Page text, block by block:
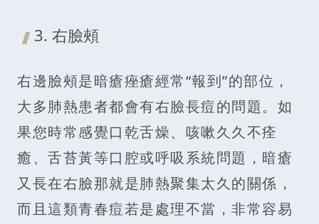
3. 右臉頰
右邊臉頰是暗瘡痤瘡經常“報到”的部位，
大多肺熱患者都會有右臉長痘的問題。如
果您時常感覺口乾舌燥、咳嗽久久不痊
癒、舌苔黃等口腔或呼吸系統問題，暗瘡
又長在右臉那就是肺熱聚集太久的關係，
而且這類青春痘若是處理不當，非常容易